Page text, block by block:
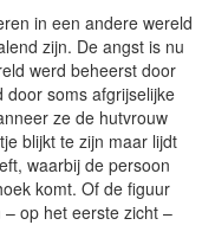
in een andere wereld
zijn. De angst is nu
werd beheerst door
door soms afgrijselijke
ze de hutvrouw
blijkt te zijn maar lijdt
waarbij de persoon
komt. Of de figuur
op het eerste zicht –